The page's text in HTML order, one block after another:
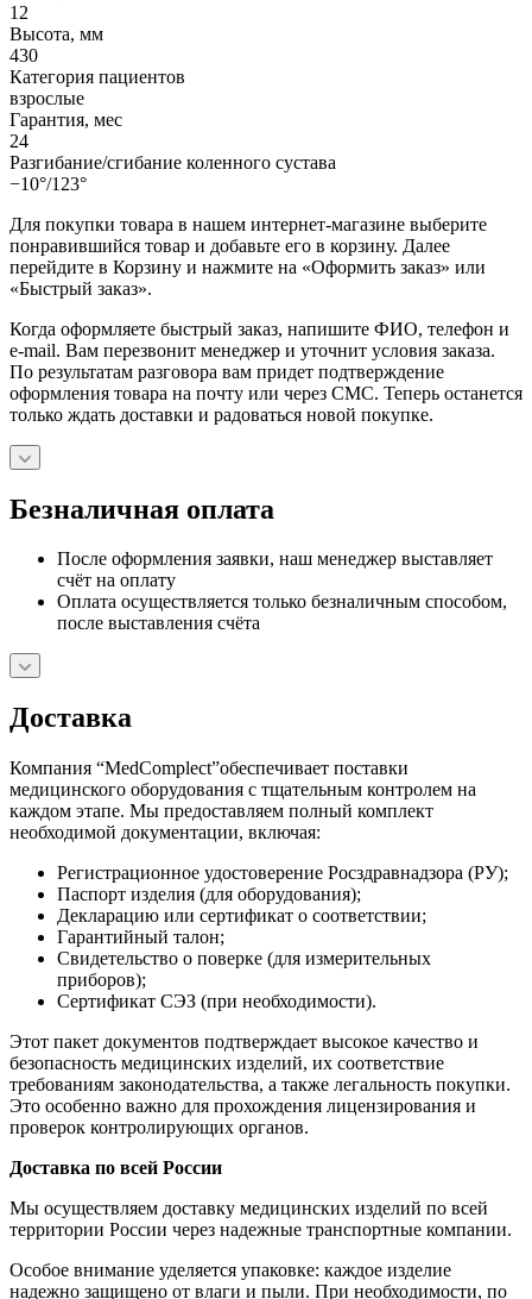
12
Высота, мм
430
Категория пациентов
взрослые
Гарантия, мес
24
Разгибание/сгибание коленного сустава
−10°/123°
Для покупки товара в нашем интернет-магазине выберите
понравившийся товар и добавьте его в корзину. Далее
перейдите в Корзину и нажмите на «Оформить заказ» или
«Быстрый заказ».
Когда оформляете быстрый заказ, напишите ФИО, телефон и
e-mail. Вам перезвонит менеджер и уточнит условия заказа.
По результатам разговора вам придет подтверждение
оформления товара на почту или через СМС. Теперь останется
только ждать доставки и радоваться новой покупке.
Безналичная оплата
После оформления заявки, наш менеджер выставляет
счёт на оплату
Оплата осуществляется только безналичным способом,
после выставления счёта
Доставка
Компания “MedComplect”обеспечивает поставки
медицинского оборудования с тщательным контролем на
каждом этапе. Мы предоставляем полный комплект
необходимой документации, включая:
Регистрационное удостоверение Росздравнадзора (РУ);
Паспорт изделия (для оборудования);
Декларацию или сертификат о соответствии;
Гарантийный талон;
Свидетельство о поверке (для измерительных
приборов);
Сертификат СЭЗ (при необходимости).
Этот пакет документов подтверждает высокое качество и
безопасность медицинских изделий, их соответствие
требованиям законодательства, а также легальность покупки.
Это особенно важно для прохождения лицензирования и
проверок контролирующих органов.
Доставка по всей России
Мы осуществляем доставку медицинских изделий по всей
территории России через надежные транспортные компании.
Особое внимание уделяется упаковке: каждое изделие
надежно защищено от влаги и пыли. При необходимости, по